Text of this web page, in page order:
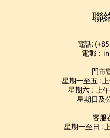
聯
電話:
電郵：
門市
星期一至五 :
星期六 : 上
星期日及
客服
星期一至日 :